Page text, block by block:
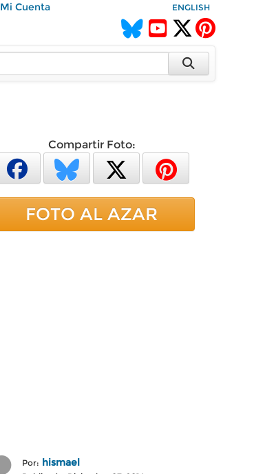
Mi Cuenta ENGLISH
Compartir Foto:
FOTO AL AZAR
Por: hismael